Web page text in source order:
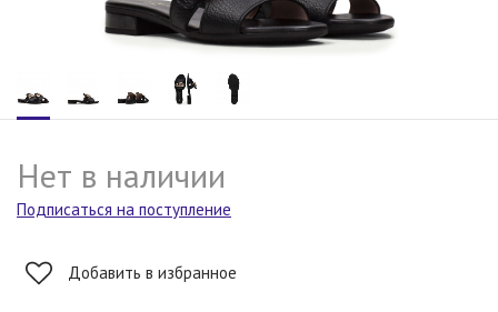
Нет в наличии
Подписаться на поступление
Добавить в избранное